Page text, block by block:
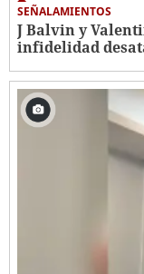
SEÑALAMIENTOS
J Balvin y
infidelidad